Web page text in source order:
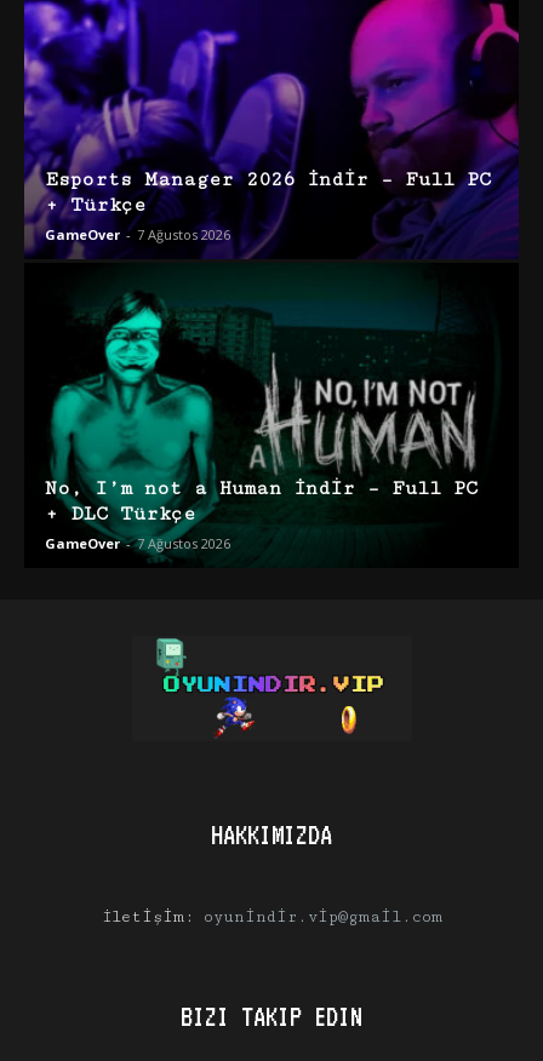
Esports Manager 2026 İndir – Full PC
+ Türkçe
GameOver - 7 Ağustos 2026
No, I’m not a Human İndir – Full PC
+ DLC Türkçe
GameOver - 7 Ağustos 2026
HAKKIMIZDA
İletişim: oyunindir.vip@gmail.com
BIZI TAKIP EDIN